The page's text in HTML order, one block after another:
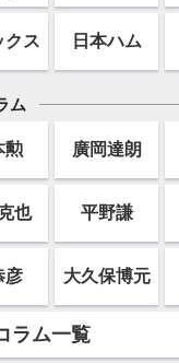
クス 日本ハム
ム
勲 廣岡達朗
也 平野謙
彦 大久保博元
ラム一覧